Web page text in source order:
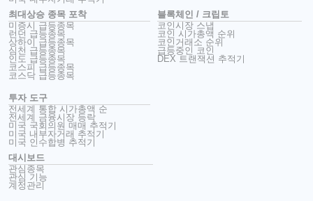
최대상승 종목 포착
미증시 급등종목
런던 급등종목
상하이 급등종목
심천 급등종목
인도 급등종목
코스피 급등종목
코스닥 급등종목
투자 도구
전세계 통합 시가총액 순
전세계 금융시장 등락
미국 국회의원 매매 추적기
미국 내부자거래 추적기
미국 인수합병 추적기
블록체인 / 크립토
코인시장 스냅
코인 시가총액 순위
코인거래소 순위
급등중인 코인
DEX 트랜잭션 추적기
대시보드
관심종목
관심 기능
계정관리